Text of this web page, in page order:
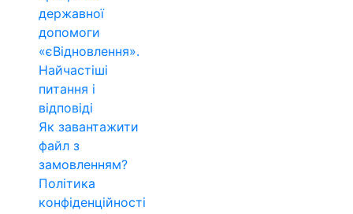
державної
допомоги
«єВідновлення».
Найчастіші
питання і
відповіді
Як завантажити
файл з
замовленням?
Політика
конфіденційності